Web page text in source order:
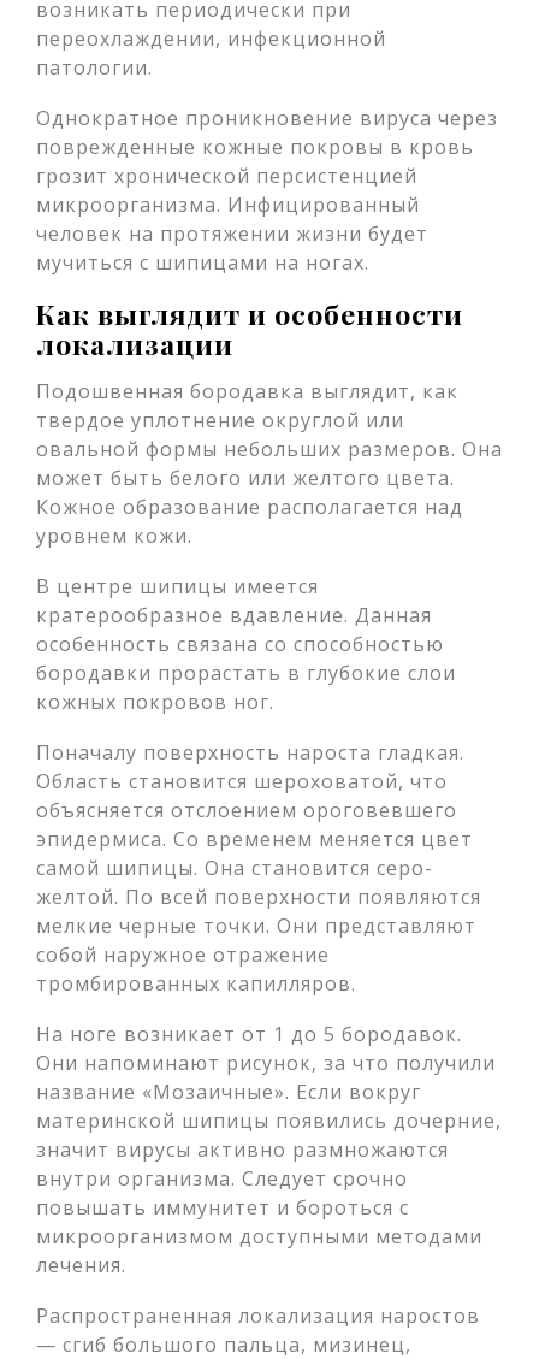
возникать периодически при
переохлаждении, инфекционной
патологии.
Однократное проникновение вируса через
поврежденные кожные покровы в кровь
грозит хронической персистенцией
микроорганизма. Инфицированный
человек на протяжении жизни будет
мучиться с шипицами на ногах.
Как выглядит и особенности
локализации
Подошвенная бородавка выглядит, как
твердое уплотнение округлой или
овальной формы небольших размеров. Она
может быть белого или желтого цвета.
Кожное образование располагается над
уровнем кожи.
В центре шипицы имеется
кратерообразное вдавление. Данная
особенность связана со способностью
бородавки прорастать в глубокие слои
кожных покровов ног.
Поначалу поверхность нароста гладкая.
Область становится шероховатой, что
объясняется отслоением ороговевшего
эпидермиса. Со временем меняется цвет
самой шипицы. Она становится серо-
желтой. По всей поверхности появляются
мелкие черные точки. Они представляют
собой наружное отражение
тромбированных капилляров.
На ноге возникает от 1 до 5 бородавок.
Они напоминают рисунок, за что получили
название «Мозаичные». Если вокруг
материнской шипицы появились дочерние,
значит вирусы активно размножаются
внутри организма. Следует срочно
повышать иммунитет и бороться с
микроорганизмом доступными методами
лечения.
Распространенная локализация наростов
— сгиб большого пальца, мизинец,